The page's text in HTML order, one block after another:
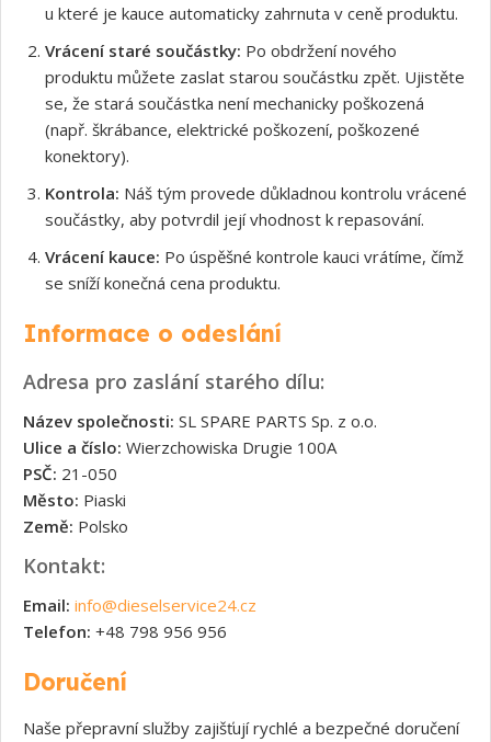
u které je kauce automaticky zahrnuta v ceně produktu.
Vrácení staré součástky: Po obdržení nového
produktu můžete zaslat starou součástku zpět. Ujistěte
se, že stará součástka není mechanicky poškozená
(např. škrábance, elektrické poškození, poškozené
konektory).
Kontrola: Náš tým provede důkladnou kontrolu vrácené
součástky, aby potvrdil její vhodnost k repasování.
Vrácení kauce: Po úspěšné kontrole kauci vrátíme, čímž
se sníží konečná cena produktu.
Informace o odeslání
Adresa pro zaslání starého dílu:
Název společnosti: SL SPARE PARTS Sp. z o.o.
Ulice a číslo: Wierzchowiska Drugie 100A
PSČ: 21-050
Město: Piaski
Země: Polsko
Kontakt:
Email: info@dieselservice24.cz
Telefon: +48 798 956 956
Doručení
Naše přepravní služby zajišťují rychlé a bezpečné doručení